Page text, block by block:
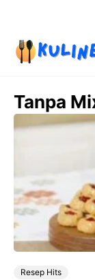
content
Tanpa
Resep Hits